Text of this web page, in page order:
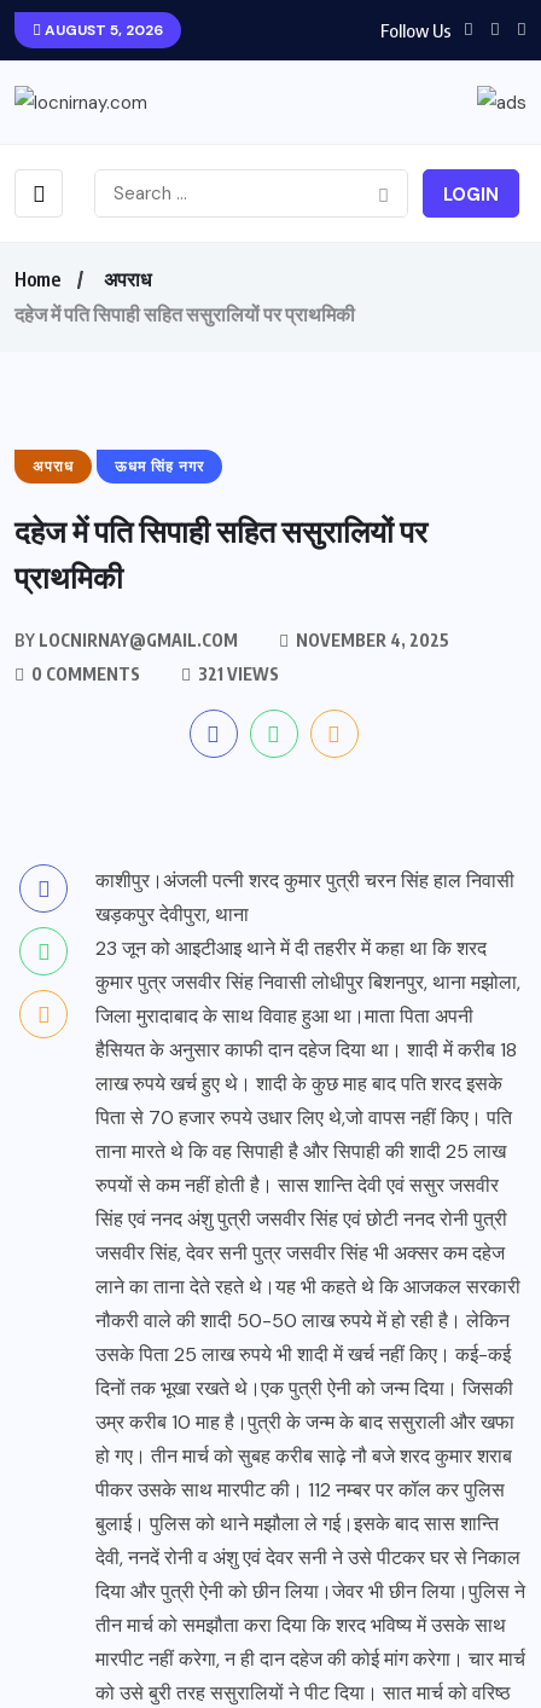
AUGUST 5, 2026 Follow Us
LOGIN
Home
अपराध
दहेज में पति सिपाही सहित ससुरालियों पर प्राथमिकी
अपराध ऊधम सिंह नगर
दहेज में पति सिपाही सहित ससुरालियों पर
प्राथमिकी
BY LOCNIRNAY@GMAIL.COM
NOVEMBER 4, 2025
0 COMMENTS
321 VIEWS
काशीपुर।अंजली पत्नी शरद कुमार पुत्री चरन सिंह हाल निवासी
खड़कपुर देवीपुरा, थाना
23 जून को आइटीआइ थाने में दी तहरीर में कहा था कि शरद
कुमार पुत्र जसवीर सिंह निवासी लोधीपुर बिशनपुर, थाना मझोला,
जिला मुरादाबाद के साथ विवाह हुआ था।माता पिता अपनी
हैसियत के अनुसार काफी दान दहेज दिया था। शादी में करीब 18
लाख रुपये खर्च हुए थे। शादी के कुछ माह बाद पति शरद इसके
पिता से 70 हजार रुपये उधार लिए थे,जो वापस नहीं किए। पति
ताना मारते थे कि वह सिपाही है और सिपाही की शादी 25 लाख
रुपयों से कम नहीं होती है। सास शान्ति देवी एवं ससुर जसवीर
सिंह एवं ननद अंशु पुत्री जसवीर सिंह एवं छोटी ननद रोनी पुत्री
जसवीर सिंह, देवर सनी पुत्र जसवीर सिंह भी अक्सर कम दहेज
लाने का ताना देते रहते थे।यह भी कहते थे कि आजकल सरकारी
नौकरी वाले की शादी 50-50 लाख रुपये में हो रही है। लेकिन
उसके पिता 25 लाख रुपये भी शादी में खर्च नहीं किए। कई-कई
दिनों तक भूखा रखते थे।एक पुत्री ऐनी को जन्म दिया। जिसकी
उम्र करीब 10 माह है।पुत्री के जन्म के बाद ससुराली और खफा
हो गए। तीन मार्च को सुबह करीब साढ़े नौ बजे शरद कुमार शराब
पीकर उसके साथ मारपीट की। 112 नम्बर पर कॉल कर पुलिस
बुलाई। पुलिस को थाने मझौला ले गई।इसके बाद सास शान्ति
देवी, ननदें रोनी व अंशु एवं देवर सनी ने उसे पीटकर घर से निकाल
दिया और पुत्री ऐनी को छीन लिया।जेवर भी छीन लिया।पुलिस ने
तीन मार्च को समझौता करा दिया कि शरद भविष्य में उसके साथ
मारपीट नहीं करेगा, न ही दान दहेज की कोई मांग करेगा। चार मार्च
को उसे बुरी तरह ससुरालियों ने पीट दिया। सात मार्च को वरिष्ठ